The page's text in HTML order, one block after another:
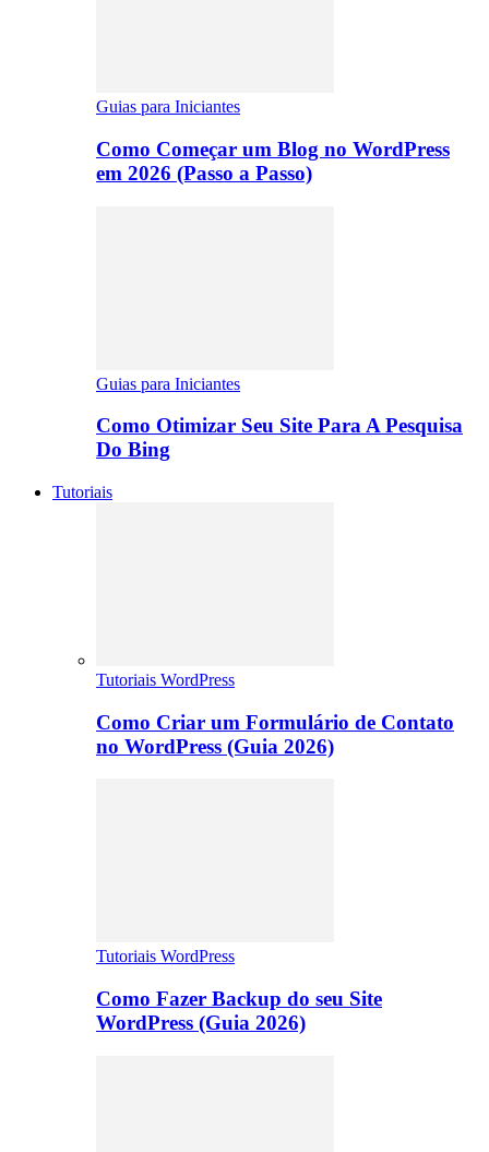
Guias para Iniciantes
Como Começar um Blog no WordPress
em 2026 (Passo a Passo)
Guias para Iniciantes
Como Otimizar Seu Site Para A Pesquisa
Do Bing
Tutoriais
Tutoriais WordPress
Como Criar um Formulário de Contato
no WordPress (Guia 2026)
Tutoriais WordPress
Como Fazer Backup do seu Site
WordPress (Guia 2026)